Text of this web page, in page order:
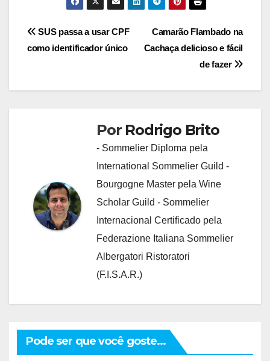
Navegação
Post
Camarão Flambado na
Cachaça delicioso e fácil
de fazer
SUS passa a usar CPF
como identificador único
Por Rodrigo Brito
- Sommelier Diploma pela
International Sommelier Guild -
Bourgogne Master pela Wine
Scholar Guild - Sommelier
Internacional Certificado pela
Federazione Italiana Sommelier
Albergatori Ristoratori
(F.I.S.A.R.)
Pode ser que você goste...